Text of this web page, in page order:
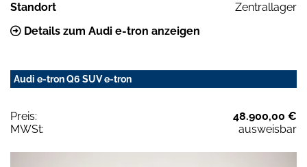
Standort
Zentrallager
Details zum Audi e-tron anzeigen
Audi e-tron Q6 SUV e-tron
Preis:
48.900,00 €
MWSt:
ausweisbar